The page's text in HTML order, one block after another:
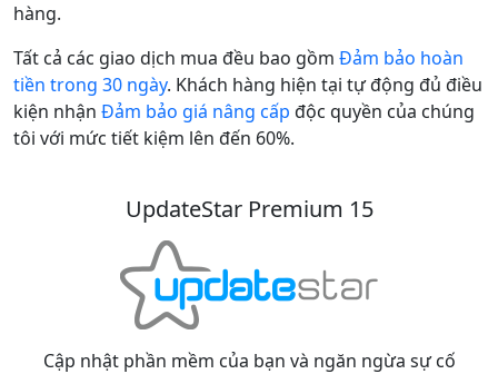
hàng.
Tất cả các giao dịch mua đều bao gồm Đảm bảo hoàn
tiền trong 30 ngày. Khách hàng hiện tại tự động đủ điều
kiện nhận Đảm bảo giá nâng cấp độc quyền của chúng
tôi với mức tiết kiệm lên đến 60%.
UpdateStar Premium 15
Cập nhật phần mềm của bạn và ngăn ngừa sự cố